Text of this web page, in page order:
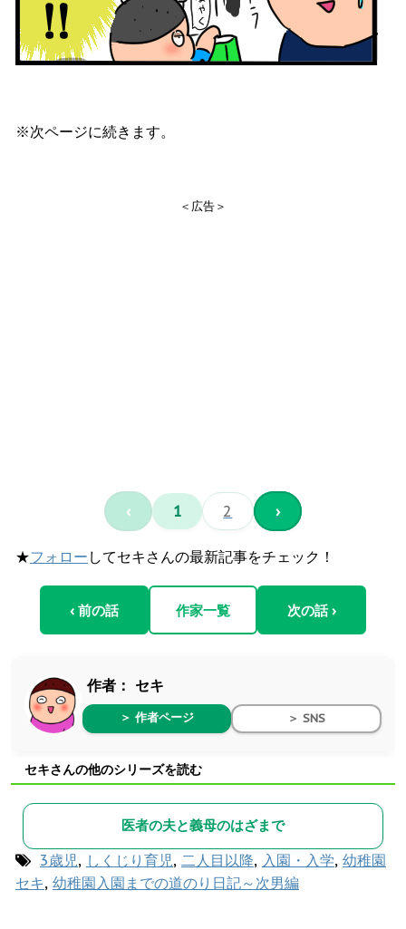
※次ページに続きます。
＜広告＞
‹ 1 2 ›
★フォロー してセキさんの最新記事をチェック！
‹ 前の話 作家一覧 次の話 ›
作者： セキ
＞ 作者ページ ＞ SNS
セキさんの他のシリーズを読む
医者の夫と義母のはざまで
3歳児, しくじり育児, 二人目以降, 入園・入学, 幼稚園
セキ, 幼稚園入園までの道のり日記～次男編